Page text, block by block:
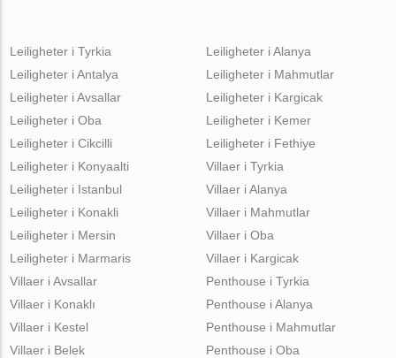
Leiligheter i Tyrkia
Leiligheter i Antalya
Leiligheter i Avsallar
Leiligheter i Oba
Leiligheter i Cikcilli
Leiligheter i Alanya
Leiligheter i Mahmutlar
Leiligheter i Kargicak
Leiligheter i Kemer
Leiligheter i Fethiye
Leiligheter i Konyaalti
Leiligheter i Istanbul
Leiligheter i Konakli
Leiligheter i Mersin
Leiligheter i Marmaris
Villaer i Tyrkia
Villaer i Alanya
Villaer i Mahmutlar
Villaer i Oba
Villaer i Kargicak
Villaer i Avsallar
Villaer i Konaklı
Villaer i Kestel
Villaer i Belek
Penthouse i Tyrkia
Penthouse i Alanya
Penthouse i Mahmutlar
Penthouse i Oba